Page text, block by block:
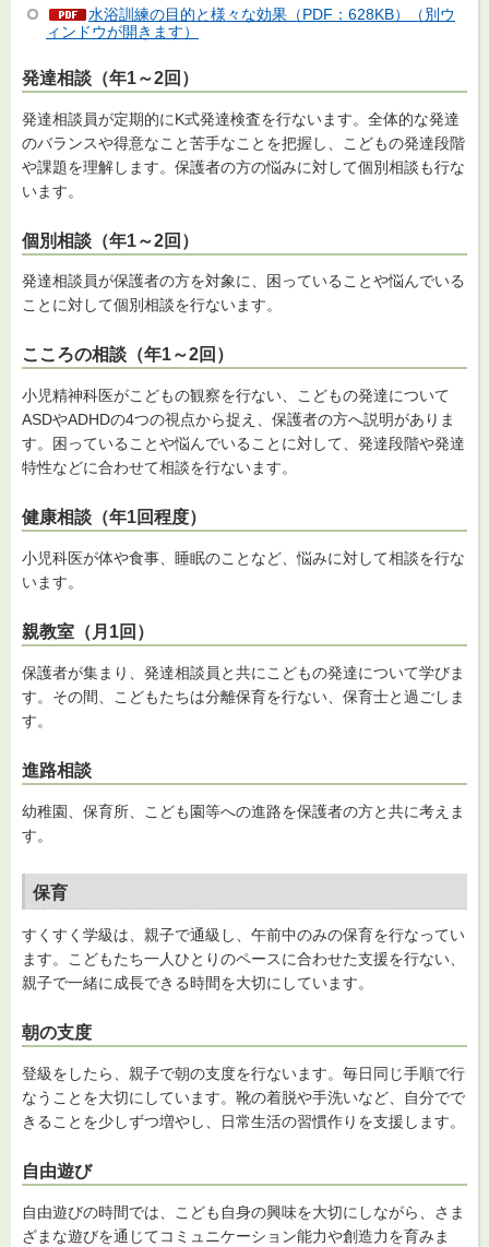
水浴訓練の目的と様々な効果（PDF：628KB）（別ウ
ィンドウが開きます）
発達相談（年1～2回）
発達相談員が定期的にK式発達検査を行ないます。全体的な発達
のバランスや得意なこと苦手なことを把握し、こどもの発達段階
や課題を理解します。保護者の方の悩みに対して個別相談も行な
います。
個別相談（年1～2回）
発達相談員が保護者の方を対象に、困っていることや悩んでいる
ことに対して個別相談を行ないます。
こころの相談（年1～2回）
小児精神科医がこどもの観察を行ない、こどもの発達について
ASDやADHDの4つの視点から捉え、保護者の方へ説明がありま
す。困っていることや悩んでいることに対して、発達段階や発達
特性などに合わせて相談を行ないます。
健康相談（年1回程度）
小児科医が体や食事、睡眠のことなど、悩みに対して相談を行な
います。
親教室（月1回）
保護者が集まり、発達相談員と共にこどもの発達について学びま
す。その間、こどもたちは分離保育を行ない、保育士と過ごしま
す。
進路相談
幼稚園、保育所、こども園等への進路を保護者の方と共に考えま
す。
保育
すくすく学級は、親子で通級し、午前中のみの保育を行なってい
ます。こどもたち一人ひとりのペースに合わせた支援を行ない、
親子で一緒に成長できる時間を大切にしています。
朝の支度
登級をしたら、親子で朝の支度を行ないます。毎日同じ手順で行
なうことを大切にしています。靴の着脱や手洗いなど、自分でで
きることを少しずつ増やし、日常生活の習慣作りを支援します。
自由遊び
自由遊びの時間では、こども自身の興味を大切にしながら、さま
ざまな遊びを通じてコミュニケーション能力や創造力を育みま